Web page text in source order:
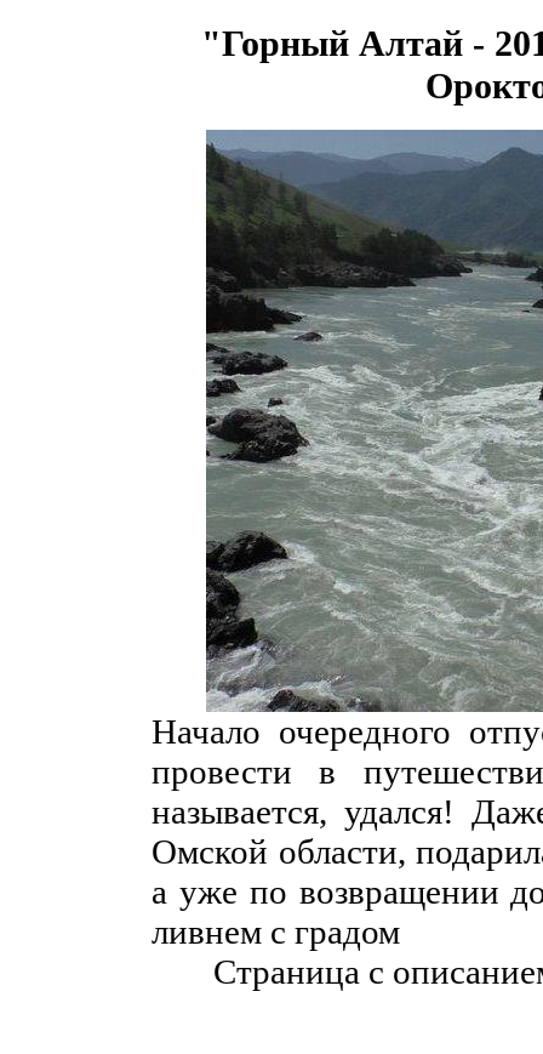
"Горный Алтай -
Начало очередного
провести в
называется, удался!
Омской области,
а уже по возвращении
ливнем с градом
Страница с